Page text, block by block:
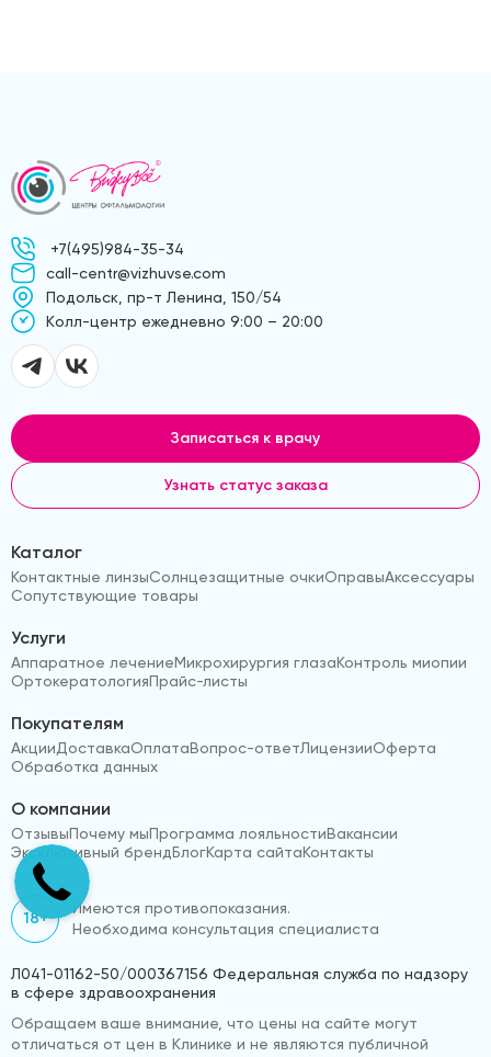
+7(495)984-35-34
call-centr@vizhuvse.com
Подольск, пр-т Ленина, 150/54
Kолл-центр ежедневно 9:00 – 20:00
Записаться к врачу
Узнать статус заказа
Каталог
Контактные линзыСолнцезащитные очкиОправыАксессуары
Сопутствующие товары
Услуги
Аппаратное лечениеМикрохирургия глазаКонтроль миопии
ОртокератологияПрайс-листы
Покупателям
АкцииДоставкаОплатаВопрос-ответЛицензииОферта
Обработка данных
О компании
ОтзывыПочему мыПрограмма лояльностиВакансии
Эксклюзивный брендБлогКарта сайтаКонтакты
18+
Имеются противопоказания.
Необходима консультация специалиста
Л041-01162-50/000367156 Федеральная служба по надзору
в сфере здравоохранения
Обращаем ваше внимание, что цены на сайте могут
отличаться от цен в Клинике и не являются публичной